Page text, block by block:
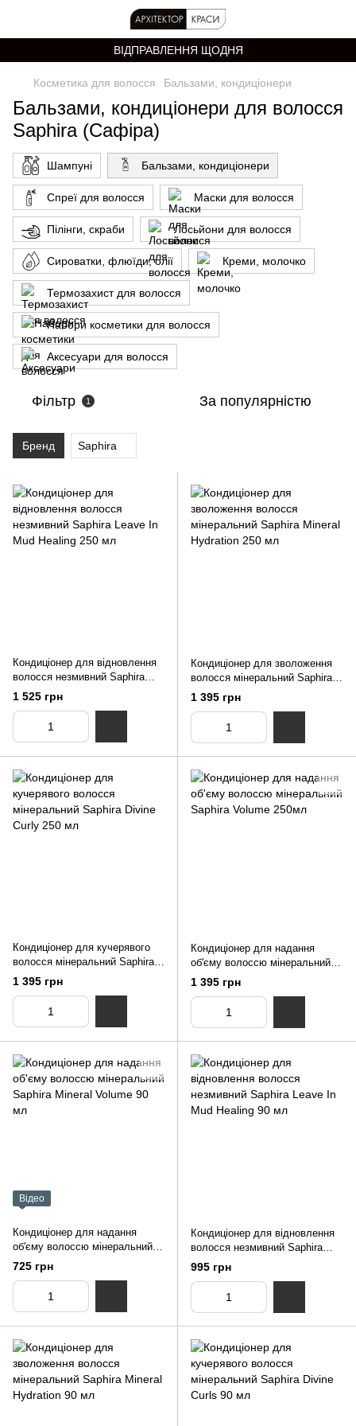
ВІДПРАВЛЕННЯ ЩОДНЯ
Косметика для волосся Бальзами, кондиціонери
Бальзами, кондиціонери для волосся
Saphira (Сафіра)
Шампуні Бальзами, кондиціонери
Спреї для волосся Маски для волосся
Пілінги, скраби Лосьйони для волосся
Сироватки, флюїди, олії Креми, молочко
Термозахист для волосся
Набори косметики для волосся
Аксесуари для волосся
Фільтр 1 За популярністю
Бренд Saphira
Кондиціонер для відновлення
волосся незмивний Saphira
Leave In Mud Healing 250 мл
1 525 грн
Кондиціонер для зволоження
волосся мінеральний Saphira
Mineral Hydration 250 мл
1 395 грн
Кондиціонер для кучерявого
волосся мінеральний Saphira
Divine Curly 250 мл
1 395 грн
Кондиціонер для надання
об'єму волоссю мінеральний
Saphira Volume 250мл
1 395 грн
Відео
Кондиціонер для надання
об'єму волоссю мінеральний
Saphira Mineral Volume 90 мл
725 грн
Кондиціонер для відновлення
волосся незмивний Saphira
Leave In Mud Healing 90 мл
995 грн